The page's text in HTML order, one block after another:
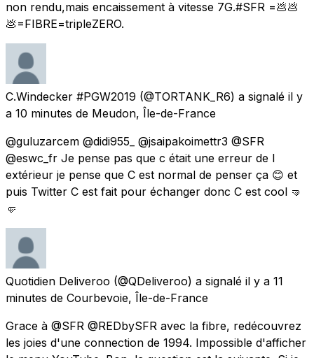
non rendu,mais encaissement à vitesse 7G.#SFR =💩💩
💩=FIBRE=tripleZERO.
C.Windecker #PGW2019 (@TORTANK_R6) a signalé il y
a 10 minutes de Meudon, Île-de-France
@guluzarcem @didi955_ @jsaipakoimettr3 @SFR
@eswc_fr Je pense pas que c était une erreur de l
extérieur je pense que C est normal de penser ça 😊 et
puis Twitter C est fait pour échanger donc C est cool 🤜
🤛
Quotidien Deliveroo (@QDeliveroo) a signalé il y a 11
minutes de Courbevoie, Île-de-France
Grace à @SFR @REDbySFR avec la fibre, redécouvrez
les joies d'une connection de 1994. Impossible d'afficher